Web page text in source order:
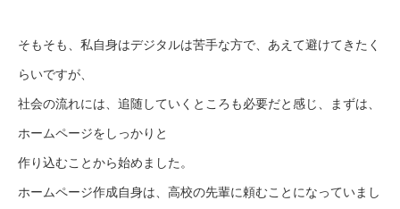
そもそも、私自身はデジタルは苦手な方で、あえて避けてきたく
らいですが、
社会の流れには、追随していくところも必要だと感じ、まずは、
ホームページをしっかりと
作り込むことから始めました。
ホームページ作成自身は、高校の先輩に頼むことになっていまし